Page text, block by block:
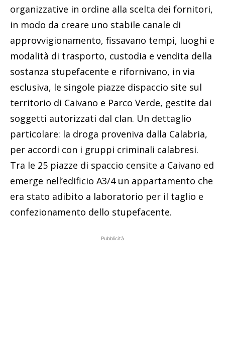
organizzative in ordine alla scelta dei fornitori,
in modo da creare uno stabile canale di
approvvigionamento, fissavano tempi, luoghi e
modalità di trasporto, custodia e vendita della
sostanza stupefacente e rifornivano, in via
esclusiva, le singole piazze dispaccio site sul
territorio di Caivano e Parco Verde, gestite dai
soggetti autorizzati dal clan. Un dettaglio
particolare: la droga proveniva dalla Calabria,
per accordi con i gruppi criminali calabresi.
Tra le 25 piazze di spaccio censite a Caivano ed
emerge nell’edificio A3/4 un appartamento che
era stato adibito a laboratorio per il taglio e
confezionamento dello stupefacente.
Pubblicità